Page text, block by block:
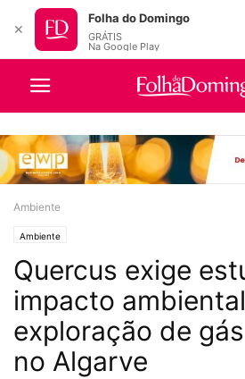
Ambiente
Ambiente
Quercus exige
impacto
exploração de
no Algarve
✕
Folha do Domingo
GRÁTIS
Na Google Play